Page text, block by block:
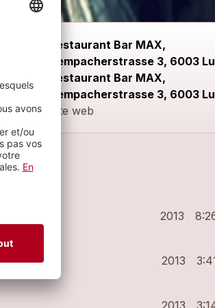
Restaurant Bar MAX,
Sempacherstrasse 3, 6003
Restaurant Bar MAX,
Sempacherstrasse 3, 6003
Site web
2013
2013
2013